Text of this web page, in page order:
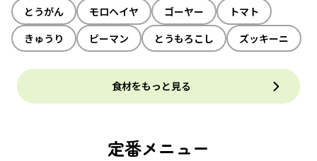
とうがん モロヘイヤ ゴーヤー
トマト
きゅうり
ピーマン とうもろこし ズッキーニ
食材をもっと見る
定番メニュー